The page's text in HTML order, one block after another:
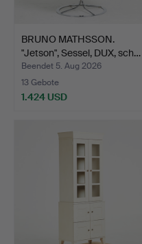
BRUNO MATHSSON.
"Jetson", Sessel, DUX, sch…
Beendet 5. Aug 2026
13 Gebote
1.424 USD